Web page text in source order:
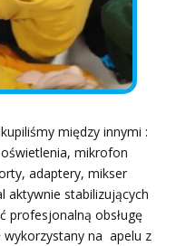
między innymi :
mikrofon
adaptery, mikser
aktywnie stabilizujących
profesjonalną obsługę
wykorzystany na apelu z